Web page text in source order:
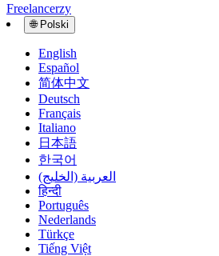
Freelancerzy
🌐 Polski
English
Español
简体中文
Deutsch
Français
Italiano
日本語
한국어
العربية (الخليج)
हिन्दी
Português
Nederlands
Türkçe
Tiếng Việt